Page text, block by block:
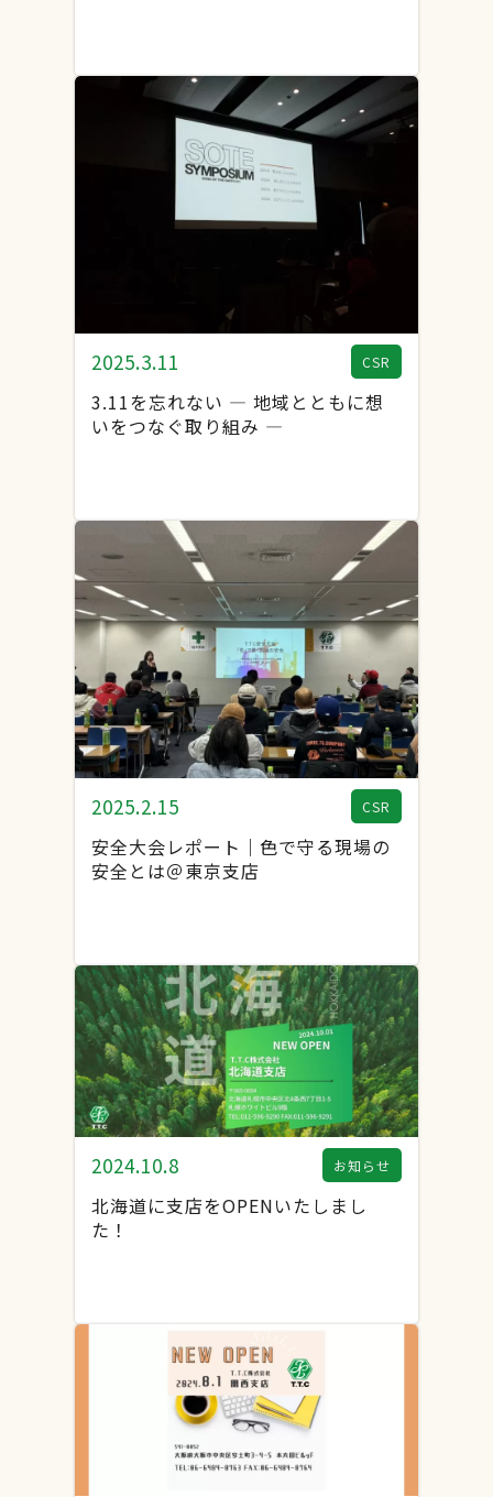
2025.3.11 CSR
3.11を忘れない ― 地域とともに想
いをつなぐ取り組み ―
2025.2.15 CSR
安全大会レポート｜色で守る現場の
安全とは＠東京支店
2024.10.8 お知らせ
北海道に支店をOPENいたしまし
た！